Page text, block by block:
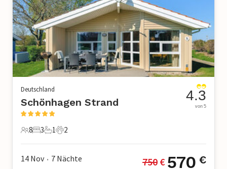
Deutschland
Schönhagen Strand
8 Gäste
8
3 Schlafzimmer
3
1 Badezimmer
1
2 Haustiere
2
4.3
von 5
14 Nov • 7 Nächte 750 € 570 €